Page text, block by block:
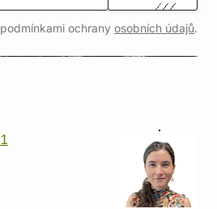
ochrany osobních údajů.